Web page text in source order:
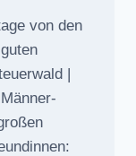
von den
|